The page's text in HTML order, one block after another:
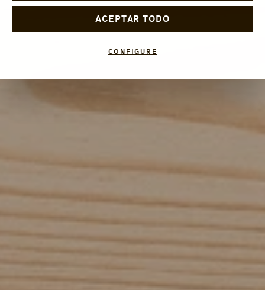
ACEPTAR TODO
CONFIGURE